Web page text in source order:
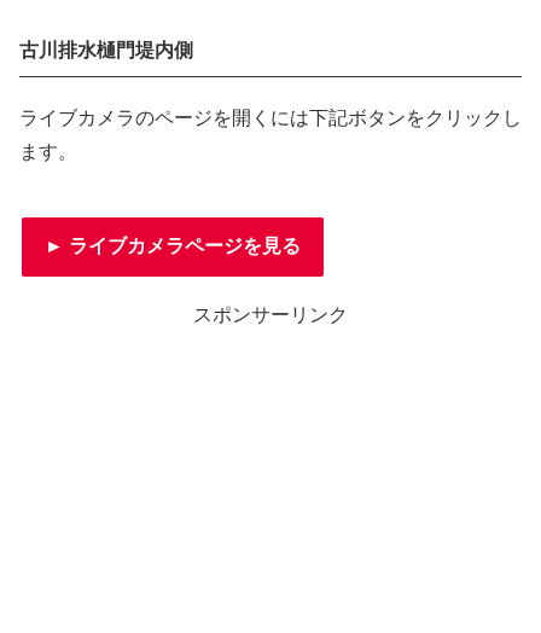
古川排水樋門堤内側
ライブカメラのページを開くには下記ボタンをクリックし
ます。
► ライブカメラページを見る
スポンサーリンク